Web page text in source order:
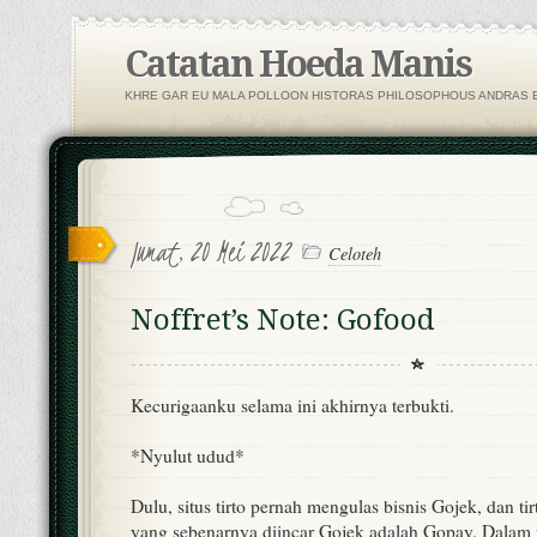
Catatan Hoeda Manis
KHRE GAR EU MALA POLLOON HISTORAS PHILOSOPHOUS ANDRAS
Jumat, 20 Mei 2022 Celoteh
Noffret’s Note: Gofood
Kecurigaanku selama ini akhirnya terbukti.
*Nyulut udud*
Dulu, situs tirto pernah mengulas bisnis Gojek, dan
yang sebenarnya diincar Gojek adalah Gopay.